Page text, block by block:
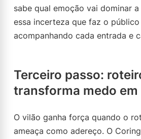
sabe qual emoção vai dominar
essa incerteza que faz o
acompanhando cada entrada e
Terceiro passo:
transforma medo
O vilão ganha força quando o
ameaça como adereço. O